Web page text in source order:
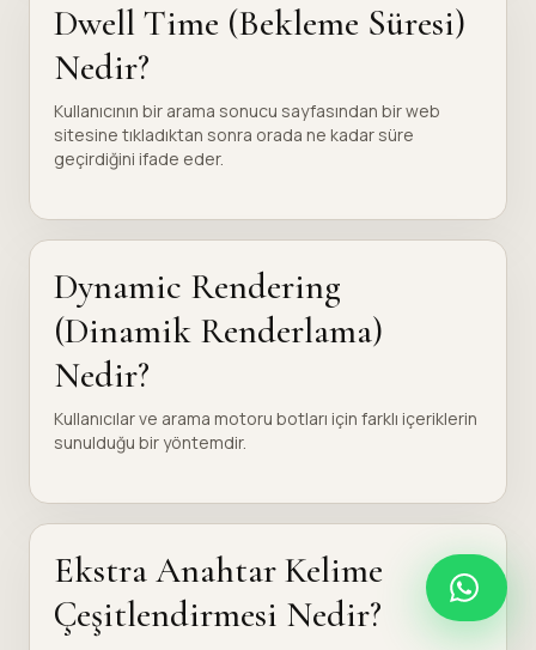
Dwell Time (Bekleme Süresi)
Nedir?
Kullanıcının bir arama sonucu sayfasından bir web
sitesine tıkladıktan sonra orada ne kadar süre
geçirdiğini ifade eder.
Dynamic Rendering
(Dinamik Renderlama)
Nedir?
Kullanıcılar ve arama motoru botları için farklı içeriklerin
sunulduğu bir yöntemdir.
Ekstra Anahtar Kelime
Çeşitlendirmesi Nedir?